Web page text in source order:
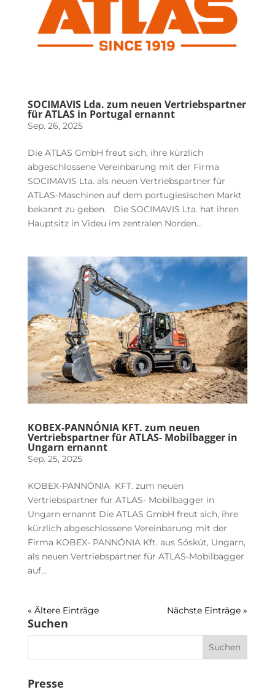
SOCIMAVIS Lda. zum neuen Vertriebspartner
für ATLAS in Portugal ernannt
Sep. 26, 2025
Die ATLAS GmbH freut sich, ihre kürzlich
abgeschlossene Vereinbarung mit der Firma
SOCIMAVIS Lta. als neuen Vertriebspartner für
ATLAS-Maschinen auf dem portugiesischen Markt
bekannt zu geben. Die SOCIMAVIS Lta. hat ihren
Hauptsitz in Videu im zentralen Norden...
KOBEX-PANNÓNIA KFT. zum neuen
Vertriebspartner für ATLAS- Mobilbagger in
Ungarn ernannt
Sep. 25, 2025
KOBEX-PANNÓNIA KFT. zum neuen
Vertriebspartner für ATLAS- Mobilbagger in
Ungarn ernannt Die ATLAS GmbH freut sich, ihre
kürzlich abgeschlossene Vereinbarung mit der
Firma KOBEX- PANNÓNIA Kft. aus Sóskút, Ungarn,
als neuen Vertriebspartner für ATLAS-Mobilbagger
auf...
« Ältere Einträge Nächste Einträge »
Suchen
Presse